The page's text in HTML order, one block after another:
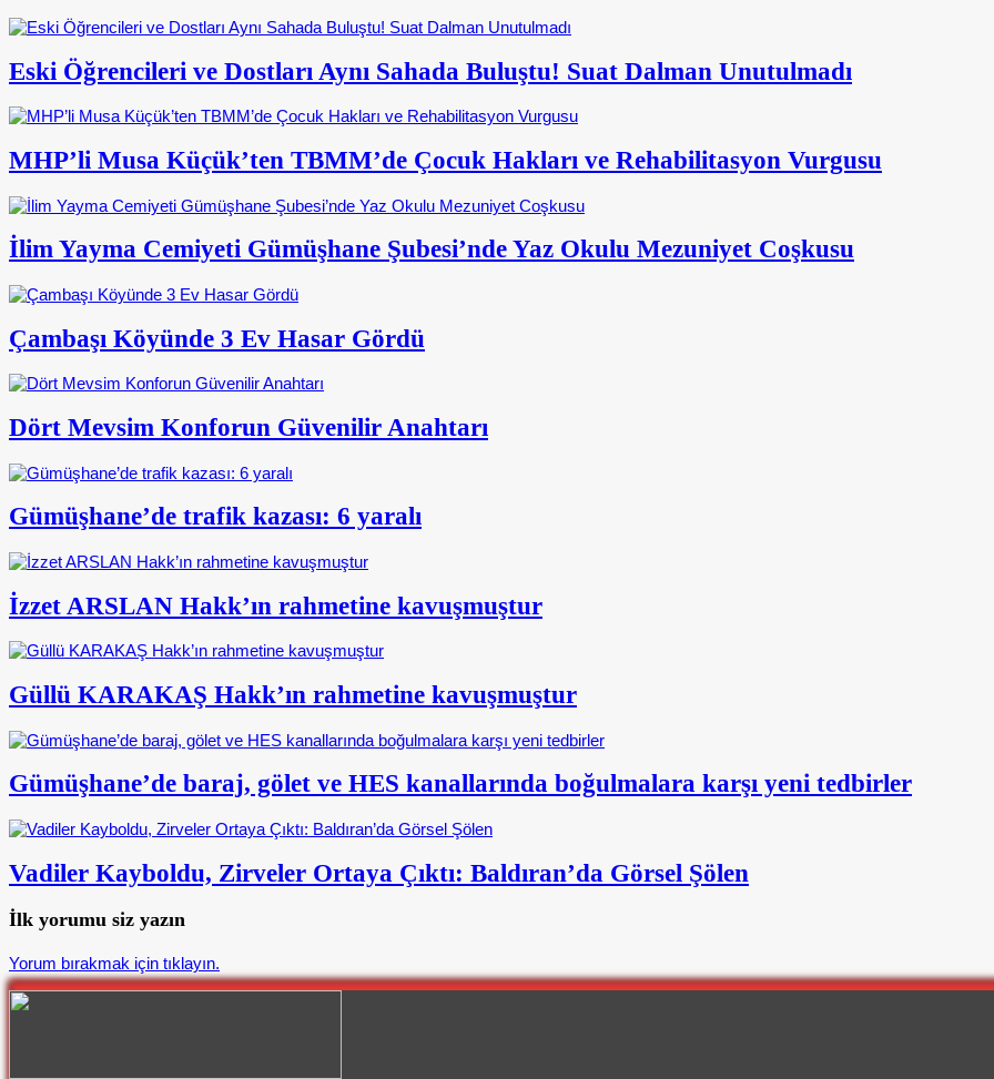
Eski Öğrencileri ve Dostları Aynı Sahada Buluştu! Suat Dalman Unutulmadı
MHP’li Musa Küçük’ten TBMM’de Çocuk Hakları ve Rehabilitasyon Vurgusu
İlim Yayma Cemiyeti Gümüşhane Şubesi’nde Yaz Okulu Mezuniyet Coşkusu
Çambaşı Köyünde 3 Ev Hasar Gördü
Dört Mevsim Konforun Güvenilir Anahtarı
Gümüşhane’de trafik kazası: 6 yaralı
İzzet ARSLAN Hakk’ın rahmetine kavuşmuştur
Güllü KARAKAŞ Hakk’ın rahmetine kavuşmuştur
Gümüşhane’de baraj, gölet ve HES kanallarında boğulmalara karşı yeni tedbirler
Vadiler Kayboldu, Zirveler Ortaya Çıktı: Baldıran’da Görsel Şölen
İlk yorumu siz yazın
Yorum bırakmak için tıklayın.